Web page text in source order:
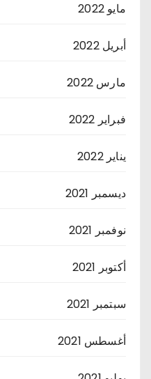
مايو 2022
أبريل 2022
مارس 2022
فبراير 2022
يناير 2022
ديسمبر 2021
نوفمبر 2021
أكتوبر 2021
سبتمبر 2021
أغسطس 2021